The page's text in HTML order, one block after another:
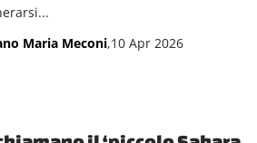
Maria Meconi,10 Apr 2026